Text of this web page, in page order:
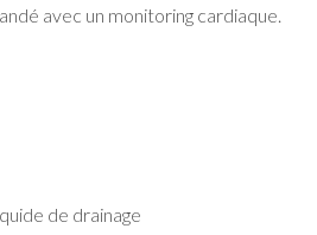
avec un monitoring cardiaque.
de drainage